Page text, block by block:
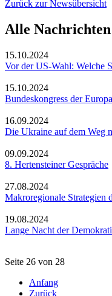
Zurück zur Newsübersicht
Alle Nachrichten
15.10.2024
Vor der US-Wahl: Welche
15.10.2024
Bundeskongress der
16.09.2024
Die Ukraine auf dem Weg
09.09.2024
8. Hertensteiner Gespräche
27.08.2024
Makroregionale Strategien
19.08.2024
Lange Nacht der
Seite 26 von 28
Anfang
Zurück